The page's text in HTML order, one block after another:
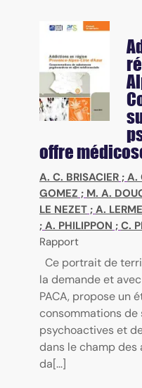
offre
A. C. BRISACIER ; A.
GOMEZ ; M. A.
LE NEZET ; A.
; A. PHILIPPON ; C.
Rapport
Ce portrait de
la demande et
PACA, propose un
consommations de
psychoactives et
dans le champ
da[...]